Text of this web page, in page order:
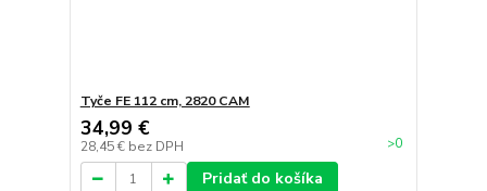
Tyče FE 112 cm, 2820 CAM
34,99 €
28,45 € bez DPH >0
Pridať do košíka